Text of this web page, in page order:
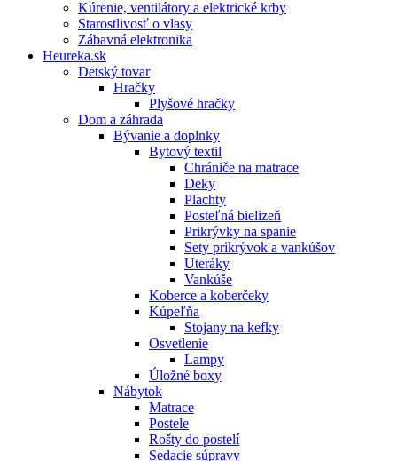
Kúrenie, ventilátory a elektrické krby
Starostlivosť o vlasy
Zábavná elektronika
Heureka.sk
Detský tovar
Hračky
Plyšové hračky
Dom a záhrada
Bývanie a doplnky
Bytový textil
Chrániče na matrace
Deky
Plachty
Posteľná bielizeň
Prikrývky na spanie
Sety prikrývok a vankúšov
Uteráky
Vankúše
Koberce a koberčeky
Kúpeľňa
Stojany na kefky
Osvetlenie
Lampy
Úložné boxy
Nábytok
Matrace
Postele
Rošty do postelí
Sedacie súpravy